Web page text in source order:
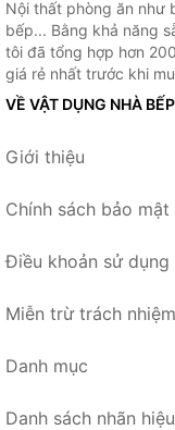
Nội thất phòng ăn như
bếp... Bằng khả năng
tôi đã tổng hợp hơn
giá rẻ nhất trước khi
VỀ VẬT DỤNG NHÀ BẾP
Giới thiệu
Chính sách bảo mật
Điều khoản sử dụng
Miễn trừ trách nhiệm
Danh mục
Danh sách nhãn hiệu